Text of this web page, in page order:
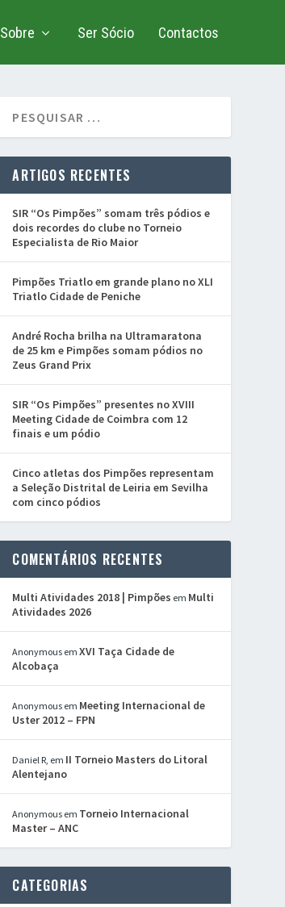
Sobre Ser Sócio Contactos
ARTIGOS RECENTES
SIR “Os Pimpões” somam três pódios e
dois recordes do clube no Torneio
Especialista de Rio Maior
Pimpões Triatlo em grande plano no XLI
Triatlo Cidade de Peniche
André Rocha brilha na Ultramaratona
de 25 km e Pimpões somam pódios no
Zeus Grand Prix
SIR “Os Pimpões” presentes no XVIII
Meeting Cidade de Coimbra com 12
finais e um pódio
Cinco atletas dos Pimpões representam
a Seleção Distrital de Leiria em Sevilha
com cinco pódios
COMENTÁRIOS RECENTES
Multi Atividades 2018 | Pimpões em Multi
Atividades 2026
Anonymous emXVI Taça Cidade de
Alcobaça
Anonymous em Meeting Internacional de
Uster 2012 – FPN
Daniel R, em II Torneio Masters do Litoral
Alentejano
Anonymous em Torneio Internacional
Master – ANC
CATEGORIAS